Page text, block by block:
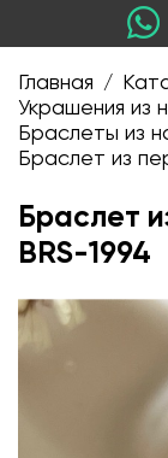
Главная /
Украшения из
Браслеты из
Браслет из
Браслет
BRS-1994